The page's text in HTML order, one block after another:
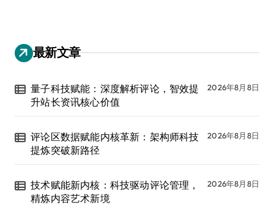
最新文章
量子科技赋能：深度解析评论，智效提
升站长资讯核心价值
2026年8月8日
评论区数据赋能内核革新：架构师科技
提炼突破新路径
2026年8月8日
技术赋能新内核：科技驱动评论管理，
精炼内容艺术新境
2026年8月8日